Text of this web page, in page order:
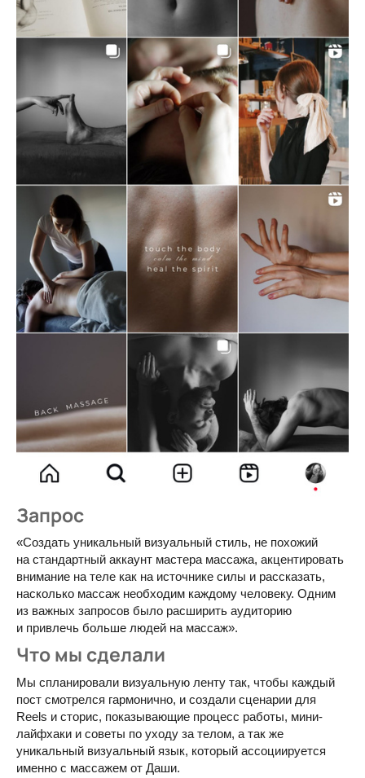
Запрос
«Создать уникальный визуальный стиль, не похожий
на стандартный аккаунт мастера массажа, акцентировать
внимание на теле как на источнике силы и рассказать,
насколько массаж необходим каждому человеку. Одним
из важных запросов было расширить аудиторию
и привлечь больше людей на массаж».
Что мы сделали
Мы спланировали визуальную ленту так, чтобы каждый
пост смотрелся гармонично, и создали сценарии для
Reels и сторис, показывающие процесс работы, мини-
лайфхаки и советы по уходу за телом, а так же
уникальный визуальный язык, который ассоциируется
именно с массажем от Даши.